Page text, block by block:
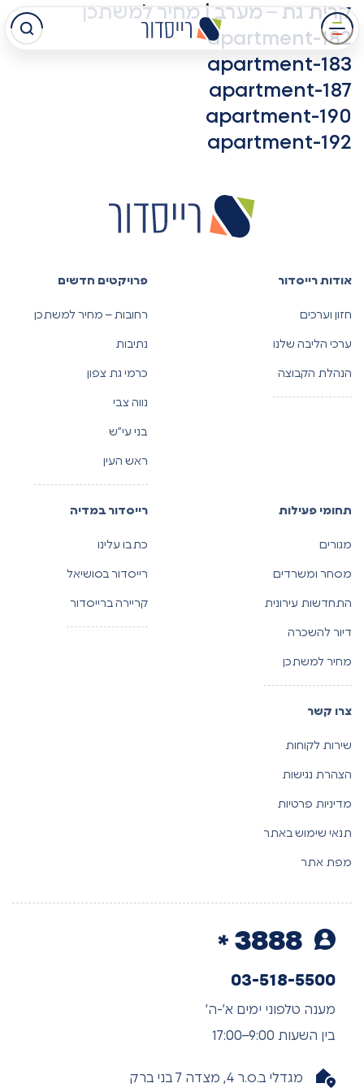
מעבר
לתוכן
המרכזי
קרית גת – מערב | מחיר למשתכן
apartment-182
apartment-183
apartment-187
apartment-190
apartment-192
אודות רייסדור
חזון וערכים
ערכי הליבה שלנו
הנהלת הקבוצה
פרויקטים חדשים
רחובות – מחיר למשתכן
נתיבות
כרמי גת צפון
נווה צבי
בני עי”ש
ראש העין
תחומי פעילות
מגורים
מסחר ומשרדים
התחדשות עירונית
דיור להשכרה
מחיר למשתכן
רייסדור במדיה
כתבו עלינו
רייסדור בסושיאל
קריירה ברייסדור
צרו קשר
שירות לקוחות
הצהרת נגישות
מדיניות פרטיות
תנאי שימוש באתר
מפת אתר
03-518-5500
מענה טלפוני ימים א’-ה’
בין השעות 9:00–17:00
מגדלי ב.ס.ר 4, מצדה 7 בני ברק